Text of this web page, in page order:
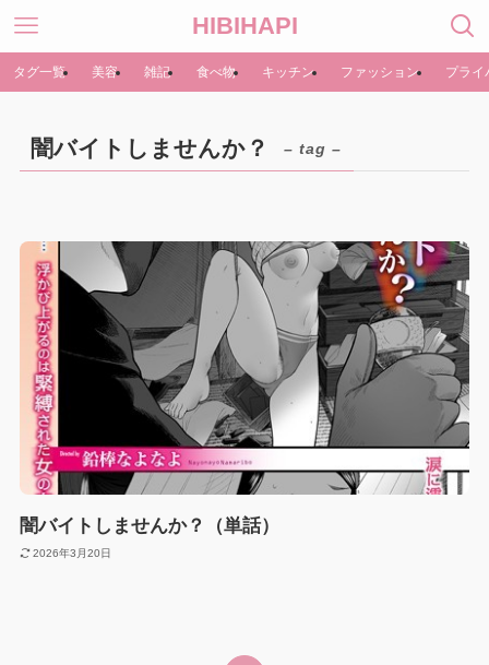
HIBIHAPI
タグ一覧 美容 雑記 食べ物 キッチン ファッション プライ
闇バイトしませんか？ – tag –
闇バイトしませんか？（単話）
2026年3月20日